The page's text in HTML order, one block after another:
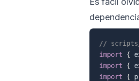
// scripts/
import
{
import
{
import
{